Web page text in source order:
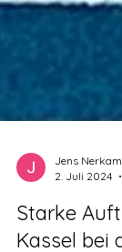
2. Juli 2024